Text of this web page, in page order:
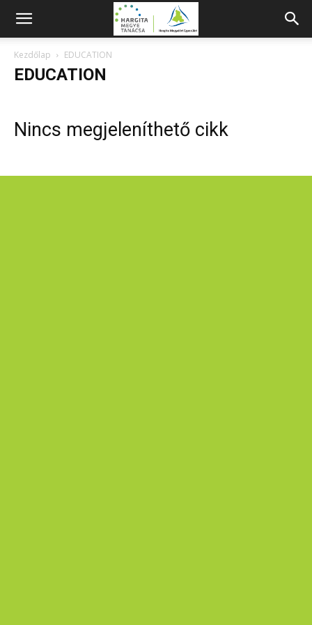
Kezdőlap EDUCATION
EDUCATION
Nincs megjeleníthető cikk